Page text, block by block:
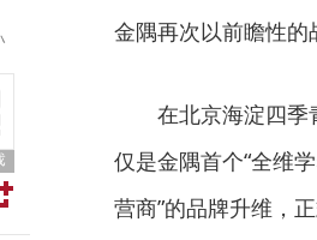
金隅再次以前瞻性的
在北京海淀四季
仅是金隅首个“全维
营商”的品牌升维，